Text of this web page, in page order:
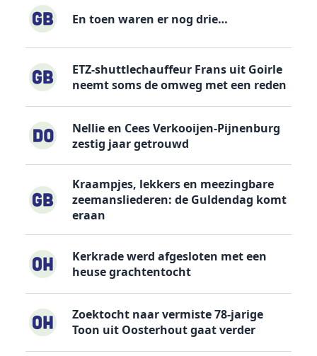
En toen waren er nog drie…
ETZ-shuttlechauffeur Frans uit Goirle
neemt soms de omweg met een reden
Nellie en Cees Verkooijen-Pijnenburg
zestig jaar getrouwd
Kraampjes, lekkers en meezingbare
zeemansliederen: de Guldendag komt
eraan
Kerkrade werd afgesloten met een
heuse grachtentocht
Zoektocht naar vermiste 78-jarige
Toon uit Oosterhout gaat verder